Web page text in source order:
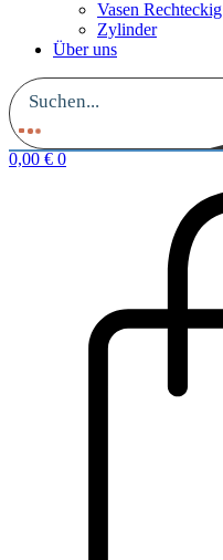
Vasen Rechteckig
Zylinder
Über uns
0,00 € 0